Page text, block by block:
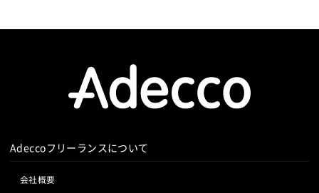
Adeccoフリーランスについて
会社概要